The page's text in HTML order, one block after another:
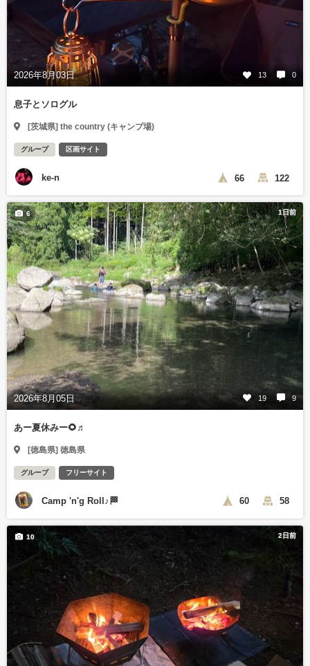
2026年8月03日 13 0
息子とソログル
[茨城県] the country (キャンプ場)
グループ 区画サイト
ke-n 66 122
1日前
2026年8月05日 19 9
6
あー夏休みー🌻♬
[徳島県] 徳島県
グループ フリーサイト
Camp 'n'g Roll♪🏁 60 58
2日前
10